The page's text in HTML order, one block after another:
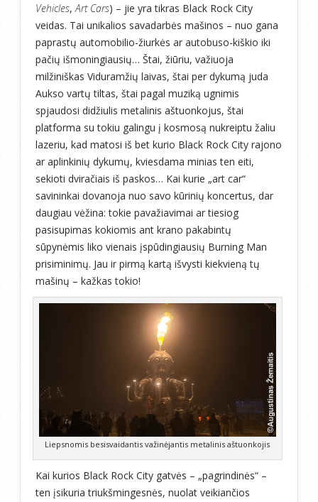
Vehicles,Art Cars) – jie yra tikras Black Rock City
veidas. Tai unikalios savadarbės mašinos – nuo gana
paprastų automobilio-žiurkės ar autobuso-kiškio iki
pačių išmoningiausių… Štai, žiūriu, važiuoja
milžiniškas Viduramžių laivas, štai per dykumą juda
Aukso vartų tiltas, štai pagal muziką ugnimis
spjaudosi didžiulis metalinis aštuonkojus, štai
platforma su tokiu galingu į kosmosą nukreiptu žaliu
lazeriu, kad matosi iš bet kurio Black Rock City rajono
ar aplinkinių dykumų, kviesdama minias ten eiti,
sekioti dviračiais iš paskos… Kai kurie „art car“
savininkai dovanoja nuo savo kūrinių koncertus, dar
daugiau vėžina: tokie pavažiavimai ar tiesiog
pasisupimas kokiomis ant krano pakabintų
sūpynėmis liko vienais įspūdingiausių Burning Man
prisiminimų. Jau ir pirmą kartą išvysti kiekvieną tų
mašinų – kažkas tokio!
Liepsnomis besisvaidantis važinėjantis metalinis aštuonkojis
Kai kurios Black Rock City gatvės – „pagrindinės“ –
ten įsikuria triukšmingesnės, nuolat veikiančios